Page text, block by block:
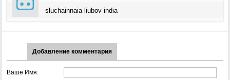
sluchainnaia liubov india
Добавление комментария
Ваше Имя: